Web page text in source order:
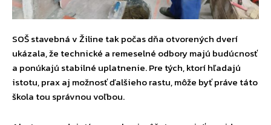
SOŠ stavebná v Žiline tak počas dňa otvorených dverí
ukázala, že technické a remeselné odbory majú budúcnosť
a ponúkajú stabilné uplatnenie. Pre tých, ktorí hľadajú
istotu, prax aj možnosť ďalšieho rastu, môže byť práve táto
škola tou správnou voľbou.